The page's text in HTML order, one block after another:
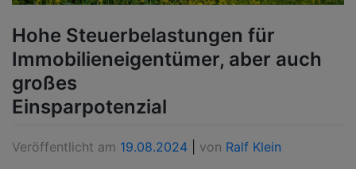
Hohe Steuerbelastungen für
Immobilieneigentümer, aber auch
großes
Einsparpotenzial
Veröffentlicht am 19.08.2024 von Ralf Klein